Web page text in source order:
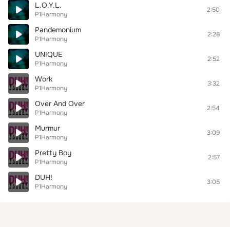
L.O.Y.L.
P1Harmony
2:50
Pandemonium
P1Harmony
2:28
UNIQUE
P1Harmony
2:52
Work
P1Harmony
3:32
Over And Over
P1Harmony
2:54
Murmur
P1Harmony
3:09
Pretty Boy
P1Harmony
2:57
DUH!
P1Harmony
3:05